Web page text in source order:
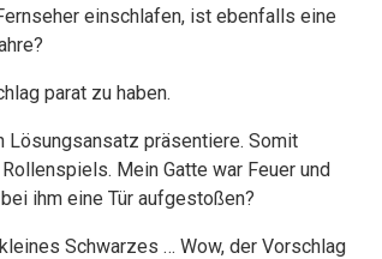
einschlafen, ist ebenfalls eine
parat zu haben.
Lösungsansatz präsentiere. Somit
Mein Gatte war Feuer und
ihm eine Tür aufgestoßen?
Schwarzes … Wow, der Vorschlag